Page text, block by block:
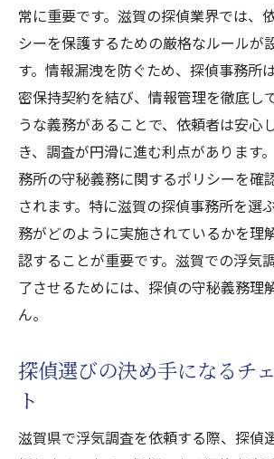
常に重要です。滋賀の探偵業界では、
シーを保護するための厳格なルールが
す。情報漏洩を防ぐため、探偵事務所
密保持契約を結び、情報管理を徹底し
うな義務があることで、依頼者は安心
き、調査が円滑に進む利点があります
務所の守秘義務に関するポリシーを確
されます。特に滋賀の探偵事務所を選
務がどのように実施されているかを理
認することが重要です。滋賀での浮気
了させるためには、探偵の守秘義務理
ん。
探偵選びの決め手になるチ
ト
滋賀県で浮気調査を依頼する際、探偵